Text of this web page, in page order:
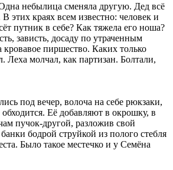
небылица сменяла другую. Дед всё
этих краях всем известно: человек и
путник в себе? Как тяжела его ноша?
зависть, досаду по утраченным
пиршество. Каких только
молчал, как партизан. Болтали,
под вечер, волоча на себе рюкзаки,
Её добавляют в окрошку, в
пучок-другой, разложив свой
бодрой струйкой из полого стебля
Было такое местечко и у Семёна